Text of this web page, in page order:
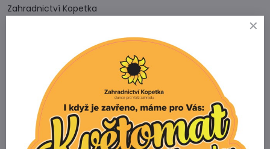
Zahradnictví Kopetka
671 75 Loděnice u Moravského Krumlova
Telefon
+420 731 103 985
Prodejna
+420 607 042 662
Email
info@zahradnictvikopetka.cz